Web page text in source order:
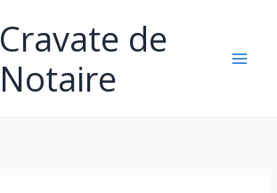
Cravate de
Notaire